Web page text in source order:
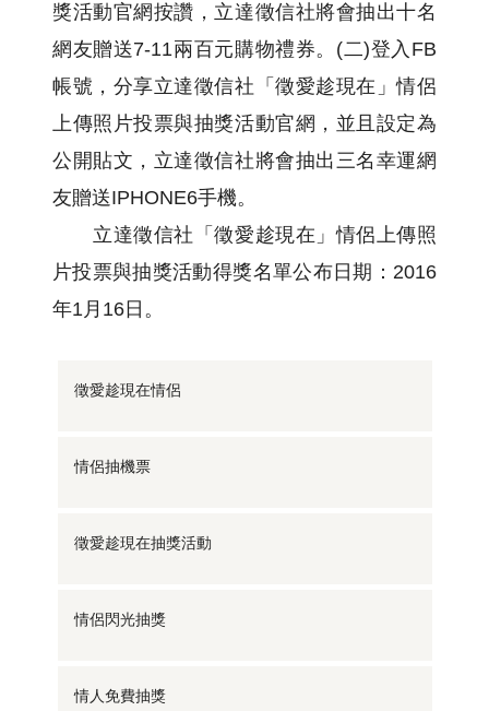
獎活動官網按讚，立達徵信社將會抽出十名
網友贈送7-11兩百元購物禮券。(二)登入FB
帳號，分享立達徵信社「徵愛趁現在」情侶
上傳照片投票與抽獎活動官網，並且設定為
公開貼文，立達徵信社將會抽出三名幸運網
友贈送IPHONE6手機。
立達徵信社「徵愛趁現在」情侶上傳照
片投票與抽獎活動得獎名單公布日期：2016
年1月16日。
徵愛趁現在情侶
情侶抽機票
徵愛趁現在抽獎活動
情侶閃光抽獎
情人免費抽獎